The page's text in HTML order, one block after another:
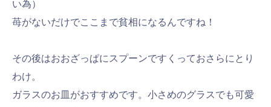
い為）
苺がないだけでここまで貧相になるんですね！
その後はおおざっぱにスプーンですくっておさらにとり
わけ。
ガラスのお皿がおすすめです。小さめのグラスでも可愛